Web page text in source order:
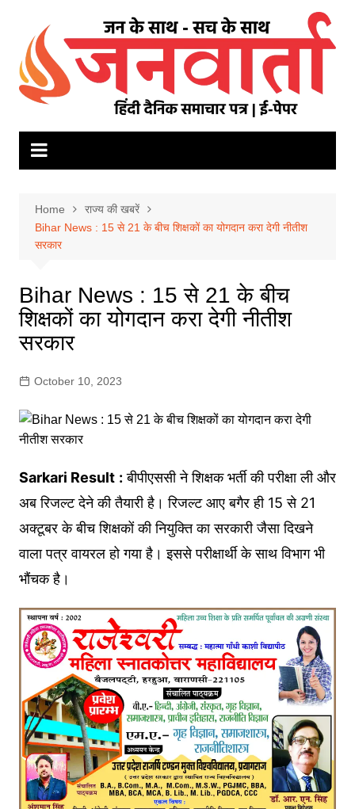
content
Home
राज्य की खबरें
Bihar News : 15 से 21 के बीच शिक्षकों का योगदान करा देगी नीतीश
सरकार
Bihar News : 15 से 21 के बीच
शिक्षकों का योगदान करा देगी नीतीश
सरकार
October 10, 2023
Sarkari Result : बीपीएससी ने शिक्षक भर्ती की परीक्षा ली और
अब रिजल्ट देने की तैयारी है। रिजल्ट आए बगैर ही 15 से 21
अक्टूबर के बीच शिक्षकों की नियुक्ति का सरकारी जैसा दिखने
वाला पत्र वायरल हो गया है। इससे परीक्षार्थी के साथ विभाग भी
भौंचक है।